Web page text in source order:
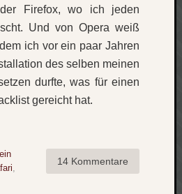
Firefox, wo ich jeden
Und von Opera weiß
ich vor ein paar Jahren
des selben meinen
durfte, was für einen
gereicht hat.
14 Kommentare